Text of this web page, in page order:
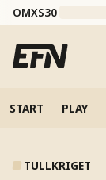
OMXS30
START PLAY
TULLKRIGET